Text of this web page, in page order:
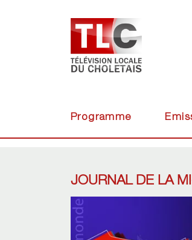
Programme
JOURNAL DE LA